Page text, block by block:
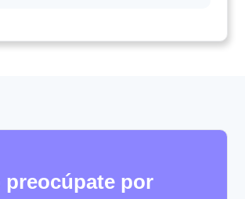
preocúpate por